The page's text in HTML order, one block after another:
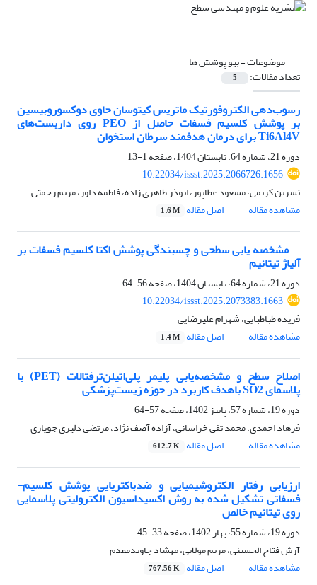
موضوعات =بیو پوشش ها
تعداد مقالات: 5
رسوب‌دهی الکتروفورتیک ماتریس کیتوسان حاوی دوکسوروبیسین
بر پوشش کلسیم فسفات حاصل از PEO روی داربست‌های
Ti6Al4V برای درمان هدفمند سرطان استخوان
دوره 21، شماره 64، تابستان 1404، صفحه
1-13
10.22034/issst.2025.2066726.1656
نسرین کریمی، مسعود عطاپور، ابوذر طاهری زاده، فاطمه داور، مریم رحمتی
مشاهده مقاله
اصل مقاله 1.6 M
مشخصه یابی سطحی و چسبندگی پوشش اکتا کلسیم فسفات بر
آلیاژ تیتانیم
دوره 21، شماره 64، تابستان 1404، صفحه
56-64
10.22034/issst.2025.2073383.1663
فریده طباطبایی، شهرام علیرضایی
مشاهده مقاله
اصل مقاله 1.4 M
اصلاح سطح و مشخصه‌یابی پلیمر پلی‌اتیلن‌ترفتالات (PET) با
پلاسمای SO2 باهدف کاربرد در حوزه زیست‌پزشکی
دوره 19، شماره 57، پاییز 1402، صفحه
57-64
فرهاد احمدی، محمد تقی خراسانی، آزاده آصف نژاد، مرتضی دلیری جوپاری
مشاهده مقاله
اصل مقاله 612.7 K
ارزیابی رفتار الکتروشیمیایی و ضدباکتریایی پوشش کلسیم-
فسفاتی تشکیل‏ شده به روش اکسیداسیون الکترولیتی پلاسمایی
روی تیتانیم خالص
دوره 19، شماره 55، بهار 1402، صفحه
33-45
آرش فتاح الحسینی، مریم مولایی، مهشاد جاویدمقدم
مشاهده مقاله
اصل مقاله 767.56 K